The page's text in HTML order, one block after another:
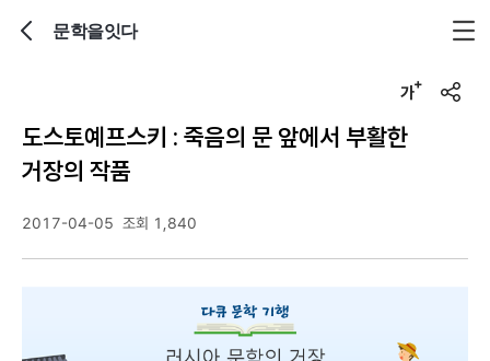
문학을잇다
u
도스토예프스키 : 죽음의 문 앞에서 부활한
거장의 작품
2017-04-05 조회 1,840